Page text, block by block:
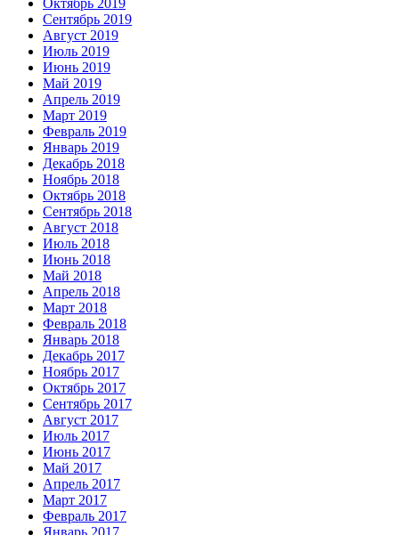
Сентябрь 2019
Август 2019
Июль 2019
Июнь 2019
Май 2019
Апрель 2019
Март 2019
Февраль 2019
Январь 2019
Декабрь 2018
Ноябрь 2018
Октябрь 2018
Сентябрь 2018
Август 2018
Июль 2018
Июнь 2018
Май 2018
Апрель 2018
Март 2018
Февраль 2018
Январь 2018
Декабрь 2017
Ноябрь 2017
Октябрь 2017
Сентябрь 2017
Август 2017
Июль 2017
Июнь 2017
Май 2017
Апрель 2017
Март 2017
Февраль 2017
Январь 2017